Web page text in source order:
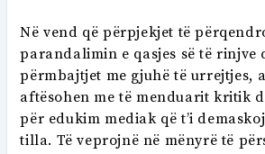
Në vend që përpjekjet të
parandalimin e qasjes së të rinjve
përmbajtjet me gjuhë të urrejtjes,
aftësohen me të menduarit kritik
për edukim mediak që t’i
tilla. Të veprojnë në mënyrë të